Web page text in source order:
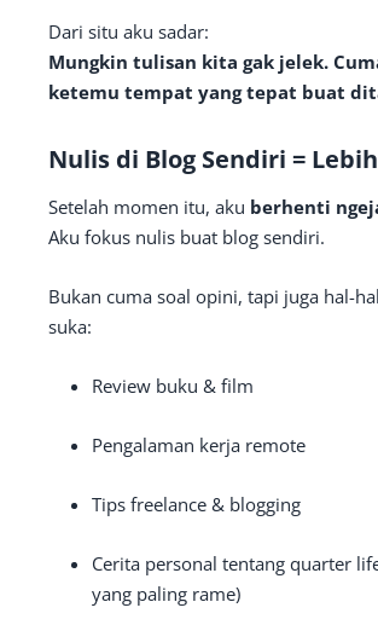
Dari situ aku sadar:
Mungkin tulisan kita gak jelek.
ketemu tempat yang tepat buat
Nulis di Blog Sendiri =
Setelah momen itu, aku berhenti
Aku fokus nulis buat blog sendiri.
Bukan cuma soal opini, tapi juga hal-
suka:
Review buku & film
Pengalaman kerja remote
Tips freelance & blogging
Cerita personal tentang quarter
yang paling rame)